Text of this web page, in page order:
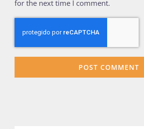
for the next time I comment.